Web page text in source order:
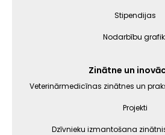
Stipendijas
Nodarbību
Zinātne un
Veterinārmedicīnas zinātnes un
Projekti
Dzīvnieku izmantošana